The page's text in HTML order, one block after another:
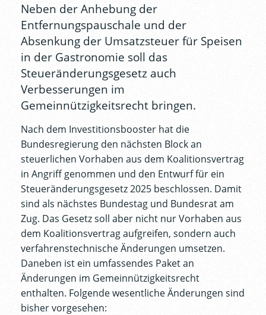
Neben der Anhebung der
Entfernungspauschale und der
Absenkung der Umsatzsteuer für Speisen
in der Gastronomie soll das
Steueränderungsgesetz auch
Verbesserungen im
Gemeinnützigkeitsrecht bringen.
Nach dem Investitionsbooster hat die
Bundesregierung den nächsten Block an
steuerlichen Vorhaben aus dem Koalitionsvertrag
in Angriff genommen und den Entwurf für ein
Steueränderungsgesetz 2025 beschlossen. Damit
sind als nächstes Bundestag und Bundesrat am
Zug. Das Gesetz soll aber nicht nur Vorhaben aus
dem Koalitionsvertrag aufgreifen, sondern auch
verfahrenstechnische Änderungen umsetzen.
Daneben ist ein umfassendes Paket an
Änderungen im Gemeinnützigkeitsrecht
enthalten. Folgende wesentliche Änderungen sind
bisher vorgesehen: